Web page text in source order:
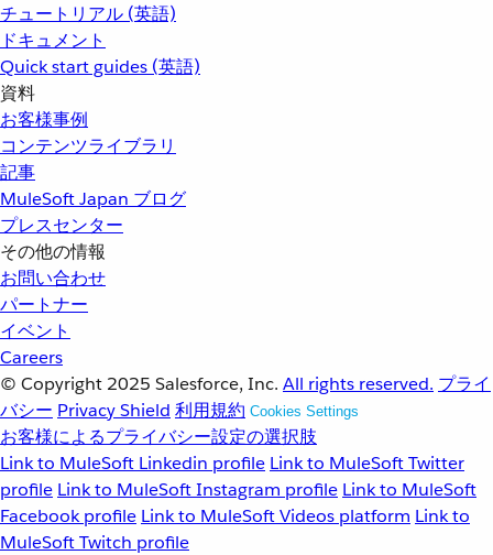
チュートリアル (英語)
ドキュメント
Quick start guides (英語)
資料
お客様事例
コンテンツライブラリ
記事
MuleSoft Japan ブログ
プレスセンター
その他の情報
お問い合わせ
パートナー
イベント
Careers
© Copyright 2025 Salesforce, Inc. All rights reserved. プライ
バシー Privacy Shield 利用規約 Cookies Settings
お客様によるプライバシー設定の選択肢
Link to MuleSoft Linkedin profile Link to MuleSoft Twitter
profile Link to MuleSoft Instagram profile Link to MuleSoft
Facebook profile Link to MuleSoft Videos platform Link to
MuleSoft Twitch profile